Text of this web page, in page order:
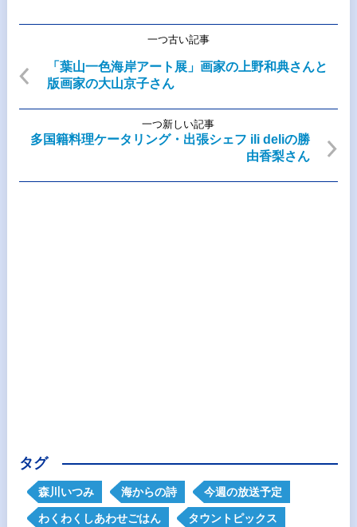
一つ古い記事
「葉山一色海岸アート展」画家の上野和典さんと
版画家の大山京子さん
一つ新しい記事
多国籍料理ケータリング・出張シェフ ili deliの勝
由香梨さん
タグ
森川いつみ 海からの詩 今週の放送予定
わくわくしあわせごはん タウントピックス